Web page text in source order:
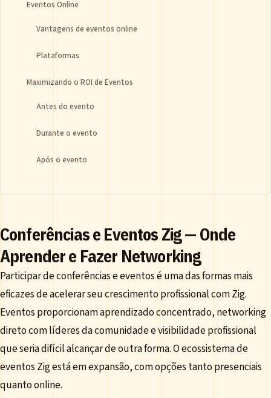
Eventos Online
Vantagens de eventos online
Plataformas
Maximizando o ROI de Eventos
Antes do evento
Durante o evento
Após o evento
Conferências e Eventos Zig — Onde
Aprender e Fazer Networking
Participar de conferências e eventos é uma das formas mais
eficazes de acelerar seu crescimento profissional com Zig.
Eventos proporcionam aprendizado concentrado, networking
direto com líderes da comunidade e visibilidade profissional
que seria difícil alcançar de outra forma. O ecossistema de
eventos Zig está em expansão, com opções tanto presenciais
quanto online.